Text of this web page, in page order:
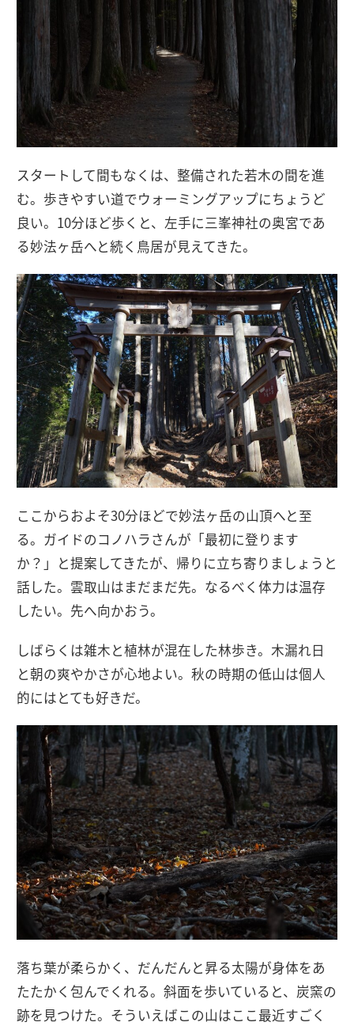
スタートして間もなくは、整備された若木の間を進
む。歩きやすい道でウォーミングアップにちょうど
良い。10分ほど歩くと、左手に三峯神社の奥宮であ
る妙法ヶ岳へと続く鳥居が見えてきた。
ここからおよそ30分ほどで妙法ヶ岳の山頂へと至
る。ガイドのコノハラさんが「最初に登ります
か？」と提案してきたが、帰りに立ち寄りましょうと
話した。雲取山はまだまだ先。なるべく体力は温存
したい。先へ向かおう。
しばらくは雑木と植林が混在した林歩き。木漏れ日
と朝の爽やかさが心地よい。秋の時期の低山は個人
的にはとても好きだ。
落ち葉が柔らかく、だんだんと昇る太陽が身体をあ
たたかく包んでくれる。斜面を歩いていると、炭窯の
跡を見つけた。そういえばこの山はここ最近すごく